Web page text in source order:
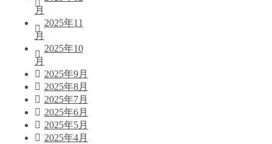
月
2025年11
月
2025年10
月
2025年9月
2025年8月
2025年7月
2025年6月
2025年5月
2025年4月